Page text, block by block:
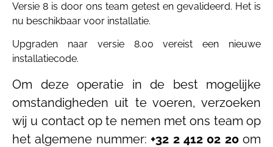
Versie 8 is door ons team getest en gevalideerd. Het is
nu beschikbaar voor installatie.
Upgraden naar versie 8.00 vereist een nieuwe
installatiecode.
Om deze operatie in de best mogelijke
omstandigheden uit te voeren, verzoeken
wij u contact op te nemen met ons team op
het algemene nummer: +32 2 412 02 20om